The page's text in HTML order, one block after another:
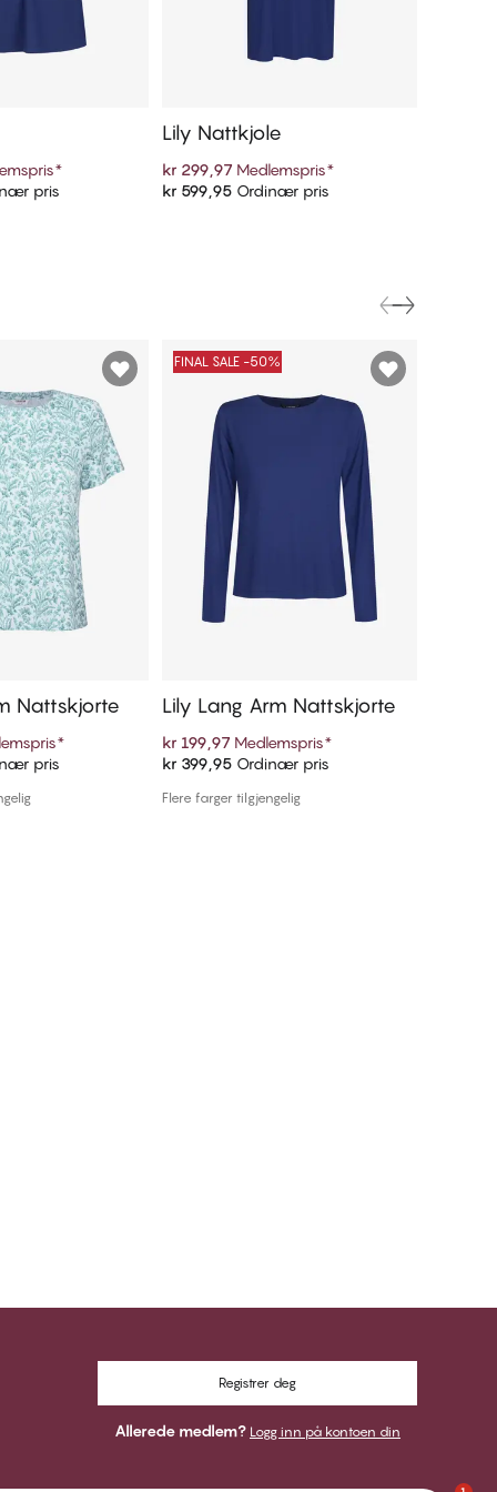
*
pris Legg i handlekurven
Lily Nattkjole
kr 299,97 Medlemspris*
kr 599,95Ordinær pris
Nattskjorte
*
pris Legg i handlekurven
FINAL SALE -50%
Lily Lang Arm Nattskjorte
kr 199,97 Medlemspris*
kr 399,95Ordinær pris
Flere farger tilgjengelig
Registrer deg
Allerede medlem? Logg inn på kontoen din